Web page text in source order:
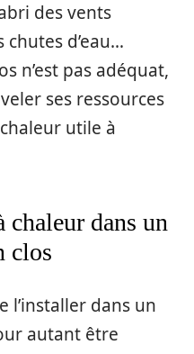
des vents
d’eau…
n’est pas adéquat,
ses ressources
utile à
chaleur dans un
clos
l’installer dans un
autant être